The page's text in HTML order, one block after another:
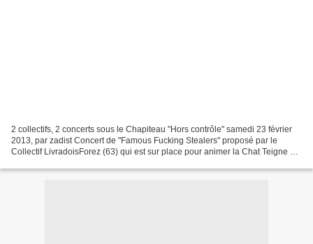
2 collectifs, 2 concerts sous le Chapiteau "Hors contrôle" samedi 23 février
2013, par zadist Concert de "Famous Fucking Stealers" proposé par le
Collectif LivradoisForez (63) qui est sur place pour animer la Chat Teigne et